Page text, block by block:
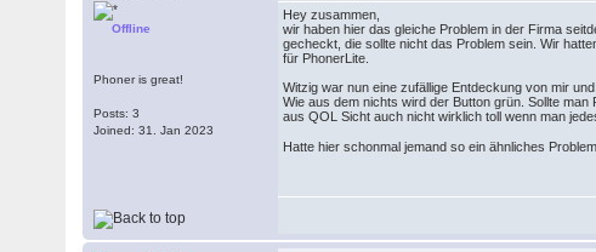
Offline
Phoner is great!
Posts: 3
Joined: 31. Jan 2023
Hey zusammen,
wir haben hier das gleiche Problem in der Firma
gecheckt, die sollte nicht das Problem sein. Wir
für PhonerLite.
Witzig war nun eine zufällige Entdeckung von mir
Wie aus dem nichts wird der Button grün. Sollte
aus QOL Sicht auch nicht wirklich toll wenn man
Hatte hier schonmal jemand so ein ähnliches